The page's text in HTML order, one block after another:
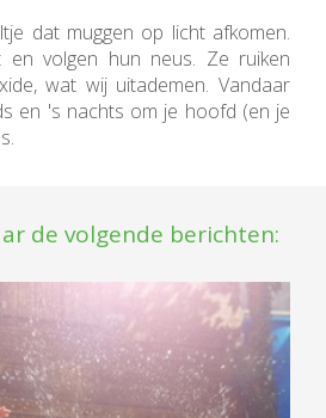
dat muggen op licht afkomen.
en volgen hun neus. Ze ruiken
wat wij uitademen. Vandaar
en 's nachts om je hoofd (en je
de volgende berichten: